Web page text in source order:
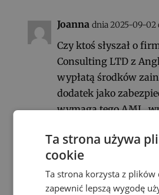
Joanna dnia 2025-09-02
Czy ktoś słyszał o
Consulting LTD z
wypłatą środków
dodatek jako
wymaga tego AML,
Romek dnia 2025-
Ta strona używa
cookie
Ta strona korzysta z plików
zapewnić lepszą wygodę